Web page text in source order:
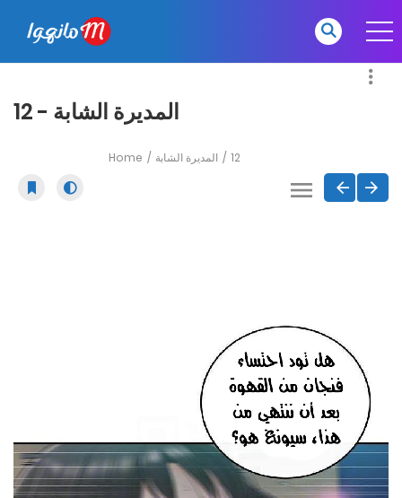
المديرة الشابة - 12
Home المديرة الشابة 12